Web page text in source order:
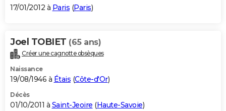
17/01/2012 à Paris (Paris)
Joel TOBIET (65 ans)
Créer une cagnotte obsèques
Naissance
19/08/1946 à Étais (Côte-d'Or)
Décès
01/10/2011 à Saint-Jeoire (Haute-Savoie)